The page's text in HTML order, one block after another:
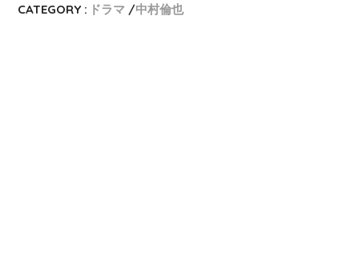
CATEGORY : ドラマ 中村倫也